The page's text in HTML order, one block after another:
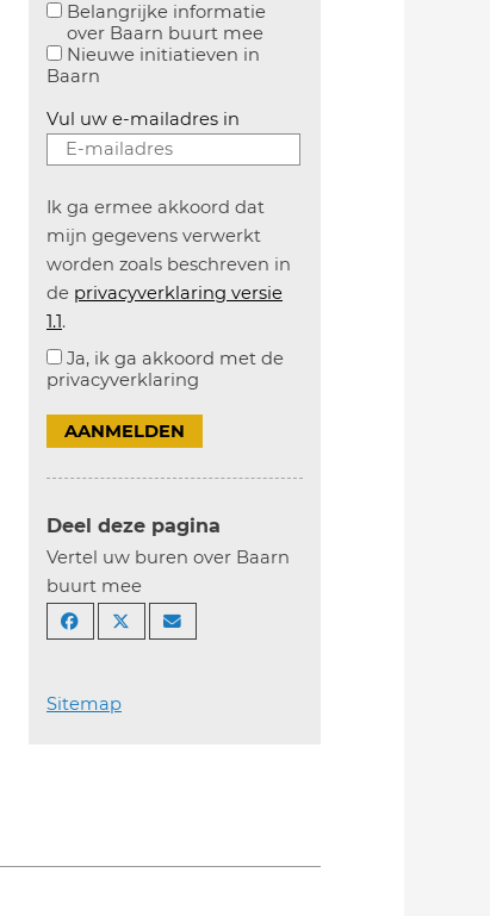
Belangrijke informatie
over Baarn buurt mee
Aanvinken om belangrijke informatie over
Nieuwe initiatieven in
Baarn
Vul uw e-mailadres in
Ik ga ermee akkoord dat
mijn gegevens verwerkt
worden zoals beschreven in
de privacyverklaring versie
1.1.
Ja, ik ga akkoord met de
privacyverklaring
AANMELDEN
Deel deze pagina
Vertel uw buren over Baarn
buurt mee
Sitemap